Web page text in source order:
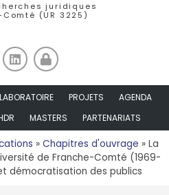
juridiques
(UR 3225)
PROJETS
AGENDA
MASTERS PARTENARIATS
» Chapitres d'ouvrage » La
de Franche-Comté (1969-
démocratisation des publics